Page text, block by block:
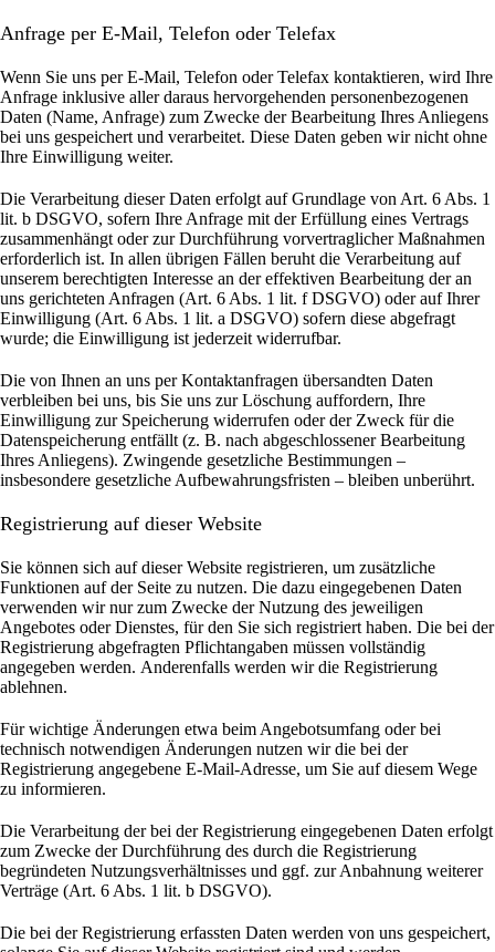
Anfrage per E-Mail, Telefon oder Telefax
Wenn Sie uns per E-Mail, Telefon oder Telefax kontaktieren, wird Ihre
Anfrage inklusive aller daraus hervorgehenden personenbezogenen
Daten (Name, Anfrage) zum Zwecke der Bearbeitung Ihres Anliegens
bei uns gespeichert und verarbeitet. Diese Daten geben wir nicht ohne
Ihre Einwilligung weiter.
Die Verarbeitung dieser Daten erfolgt auf Grundlage von Art. 6 Abs. 1
lit. b DSGVO, sofern Ihre Anfrage mit der Erfüllung eines Vertrags
zusammenhängt oder zur Durchführung vorvertraglicher Maßnahmen
erforderlich ist. In allen übrigen Fällen beruht die Verarbeitung auf
unserem berechtigten Interesse an der effektiven Bearbeitung der an
uns gerichteten Anfragen (Art. 6 Abs. 1 lit. f DSGVO) oder auf Ihrer
Einwilligung (Art. 6 Abs. 1 lit. a DSGVO) sofern diese abgefragt
wurde; die Einwilligung ist jederzeit widerrufbar.
Die von Ihnen an uns per Kontaktanfragen übersandten Daten
verbleiben bei uns, bis Sie uns zur Löschung auffordern, Ihre
Einwilligung zur Speicherung widerrufen oder der Zweck für die
Datenspeicherung entfällt (z. B. nach abgeschlossener Bearbeitung
Ihres Anliegens). Zwingende gesetzliche Bestimmungen –
insbesondere gesetzliche Aufbewahrungsfristen – bleiben unberührt.
Registrierung auf dieser Website
Sie können sich auf dieser Website registrieren, um zusätzliche
Funktionen auf der Seite zu nutzen. Die dazu eingegebenen Daten
verwenden wir nur zum Zwecke der Nutzung des jeweiligen
Angebotes oder Dienstes, für den Sie sich registriert haben. Die bei der
Registrierung abgefragten Pflichtangaben müssen vollständig
angegeben werden. Anderenfalls werden wir die Registrierung
ablehnen.
Für wichtige Änderungen etwa beim Angebotsumfang oder bei
technisch notwendigen Änderungen nutzen wir die bei der
Registrierung angegebene E-Mail-Adresse, um Sie auf diesem Wege
zu informieren.
Die Verarbeitung der bei der Registrierung eingegebenen Daten erfolgt
zum Zwecke der Durchführung des durch die Registrierung
begründeten Nutzungsverhältnisses und ggf. zur Anbahnung weiterer
Verträge (Art. 6 Abs. 1 lit. b DSGVO).
Die bei der Registrierung erfassten Daten werden von uns gespeichert,